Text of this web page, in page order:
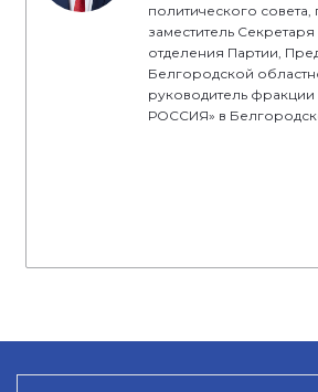
политического совета,
заместитель
отделения Партии,
Белгородской
руководитель
РОССИЯ» в